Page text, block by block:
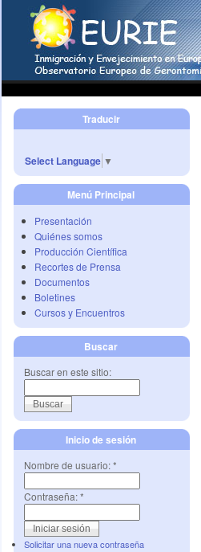
Traducir
Select Language ▼
Menú Principal
Presentación
Quiénes somos
Producción Científica
Recortes de Prensa
Documentos
Boletines
Cursos y Encuentros
Buscar
Buscar en este sitio:
Inicio de sesión
Nombre de usuario:*
Contraseña:*
Solicitar una nueva contraseña